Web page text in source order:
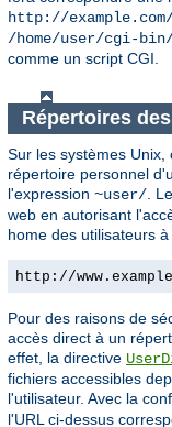
http://
/home/user/cgi-
comme un script CGI.
Répertoires
Sur les systèmes
répertoire personnel
l'expression ~user/ .
web en autorisant
home des utilisateurs
http://
Pour des raisons de
accès direct à un
effet, la directive
fichiers accessibles
l'utilisateur. Avec la
l'URL ci-dessus